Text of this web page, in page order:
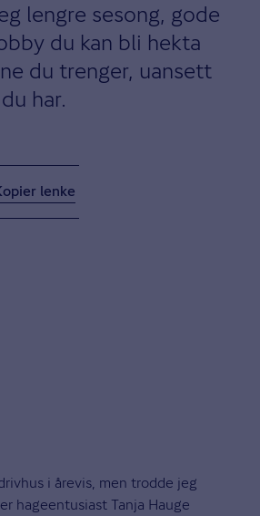
lengre sesong, gode
du kan bli hekta
du trenger, uansett
har.
lenke
i årevis, men trodde jeg
hageentusiast Tanja Hauge